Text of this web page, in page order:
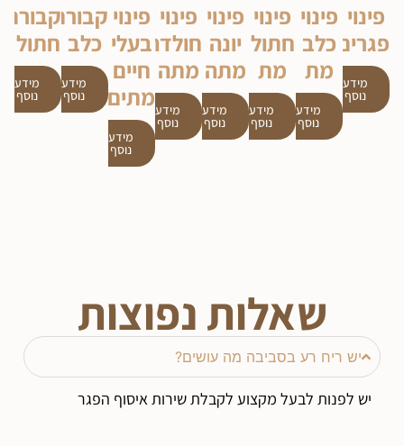
פינוי
פגרים
מידע
נוסף
פינוי
כלב
מת
מידע
נוסף
פינוי
חתול
מת
מידע
נוסף
פינוי
יונה
מתה
מידע
נוסף
פינוי
חולדה
מתה
מידע
נוסף
פינוי
בעלי
חיים
מתים
מידע
נוסף
קבורת
כלב
מידע
נוסף
קבורת
חתול
מידע
נוסף
שאלות נפוצות
יש ריח רע בסביבה מה עושים?
יש לפנות לבעל מקצוע לקבלת שירות איסוף הפגר